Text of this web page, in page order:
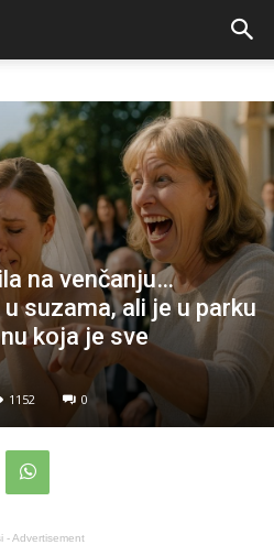
na venčanju…
suzama, ali je u parku
koja je sve
1152 0
- Advertisement